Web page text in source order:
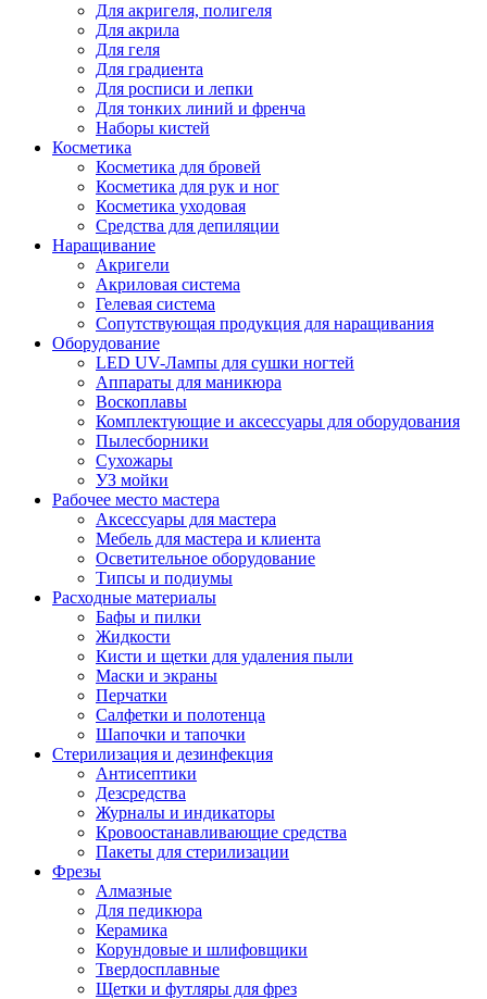
Для акригеля, полигеля
Для акрила
Для геля
Для градиента
Для росписи и лепки
Для тонких линий и френча
Наборы кистей
Косметика
Косметика для бровей
Косметика для рук и ног
Косметика уходовая
Средства для депиляции
Наращивание
Акригели
Акриловая система
Гелевая система
Сопутствующая продукция для наращивания
Оборудование
LED UV-Лампы для сушки ногтей
Аппараты для маникюра
Воскоплавы
Комплектующие и аксессуары для оборудования
Пылесборники
Сухожары
УЗ мойки
Рабочее место мастера
Аксессуары для мастера
Мебель для мастера и клиента
Осветительное оборудование
Типсы и подиумы
Расходные материалы
Бафы и пилки
Жидкости
Кисти и щетки для удаления пыли
Маски и экраны
Перчатки
Салфетки и полотенца
Шапочки и тапочки
Стерилизация и дезинфекция
Антисептики
Дезсредства
Журналы и индикаторы
Кровоостанавливающие средства
Пакеты для стерилизации
Фрезы
Алмазные
Для педикюра
Керамика
Корундовые и шлифовщики
Твердосплавные
Щетки и футляры для фрез